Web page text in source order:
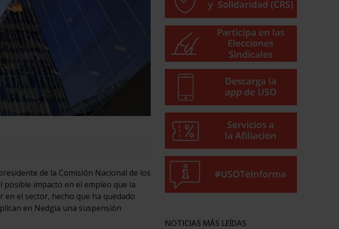
de la Comisión Nacional de los
impacto en el empleo que la
el sector, hecho que ha quedado
en Nedgia una suspensión
NOTICIAS MÁS LEÍDAS